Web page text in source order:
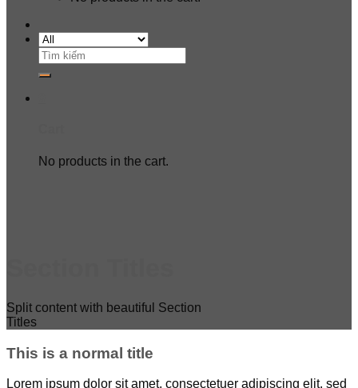
Search
for:
No products in the cart.
Split content with beautiful Section
Titles
This is a normal title
Lorem ipsum dolor sit amet, consectetuer adipiscing elit, sed